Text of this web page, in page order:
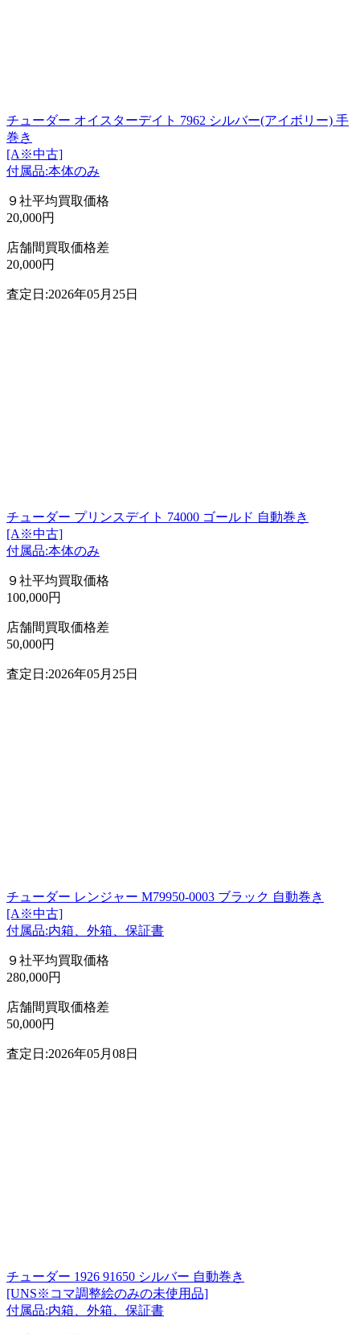
チューダー オイスターデイト 7962 シルバー(アイボリー) 手
巻き
[A※中古]
付属品:本体のみ
９社平均買取価格
20,000円
店舗間買取価格差
20,000円
査定日:2026年05月25日
チューダー プリンスデイト 74000 ゴールド 自動巻き
[A※中古]
付属品:本体のみ
９社平均買取価格
100,000円
店舗間買取価格差
50,000円
査定日:2026年05月25日
チューダー レンジャー M79950-0003 ブラック 自動巻き
[A※中古]
付属品:内箱、外箱、保証書
９社平均買取価格
280,000円
店舗間買取価格差
50,000円
査定日:2026年05月08日
チューダー 1926 91650 シルバー 自動巻き
[UNS※コマ調整絵のみの未使用品]
付属品:内箱、外箱、保証書